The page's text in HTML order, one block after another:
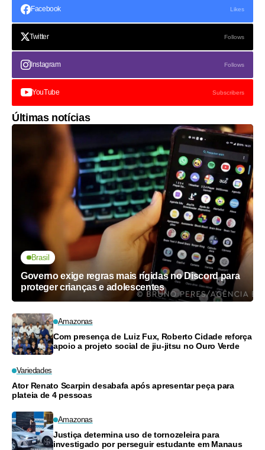
Facebook Likes
Twitter Follows
Instagram Follows
YouTube Subscribers
Últimas notícias
Brasil
Governo exige regras mais rígidas no Discord para
proteger crianças e adolescentes
Amazonas
Com presença de Luiz Fux, Roberto Cidade reforça
apoio a projeto social de jiu-jitsu no Ouro Verde
Variedades
Ator Renato Scarpin desabafa após apresentar peça para
plateia de 4 pessoas
Amazonas
Justiça determina uso de tornozeleira para
investigado por perseguir estudante em Manaus